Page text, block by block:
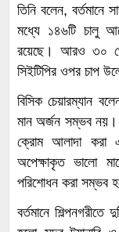
তিনি বলেন, বর্তমানে
মধ্যে ১৪৬টি চালু
রয়েছে। আরও ৩০
সিইটিপির ওপর চাপ
বিসিক চেয়ারম্যান
মান অর্জন সম্ভব নয়।
ক্রোম আলাদা করা
অপেক্ষাকৃত ভালো
পরিশোধন করা সম্ভব
বর্তমানে